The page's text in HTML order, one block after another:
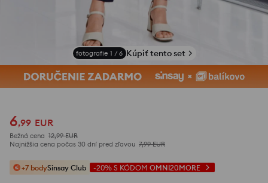
fotografie 1 / 6 Kúpiť tento set
6,99 EUR
Bežná cena 12,99 EUR
Najnižšia cena počas 30 dní pred zľavou 7,99 EUR
+7 bodySinsay Club -20% S KÓDOM OMNI20MORE